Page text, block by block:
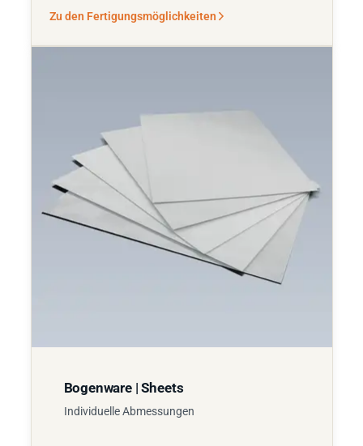
Zu den Fertigungsmöglichkeiten
Bogenware | Sheets
Individuelle Abmessungen